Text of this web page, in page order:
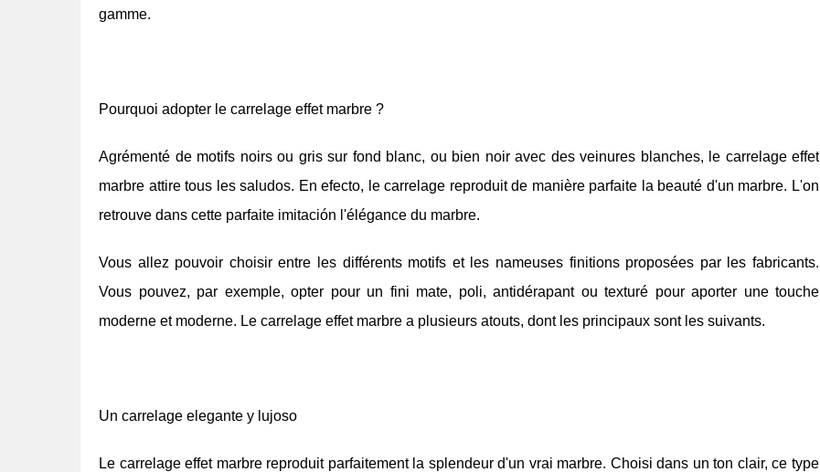
gamme.
Pourquoi adopter le carrelage effet marbre ?
Agrémenté de motifs noirs ou gris sur fond blanc, ou bien noir avec des veinures blanches, le carrelage effet
marbre attire tous les saludos. En efecto, le carrelage reproduit de manière parfaite la beauté d'un marbre. L'on
retrouve dans cette parfaite imitación l'élégance du marbre.
Vous allez pouvoir choisir entre les différents motifs et les nameuses finitions proposées par les fabricants.
Vous pouvez, par exemple, opter pour un fini mate, poli, antidérapant ou texturé pour aporter une touche
moderne et moderne. Le carrelage effet marbre a plusieurs atouts, dont les principaux sont les suivants.
Un carrelage elegante y lujoso
Le carrelage effet marbre reproduit parfaitement la splendeur d'un vrai marbre. Choisi dans un ton clair, ce type